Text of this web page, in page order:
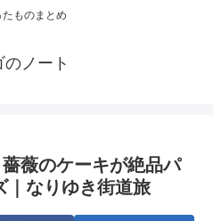
ものまとめ
のノート
薇のケーキが絶品パ
｜なりゆき街道旅